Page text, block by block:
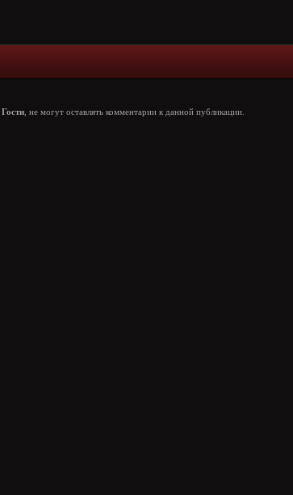
Гости , не могут оставлять комментарии к данной публикации.